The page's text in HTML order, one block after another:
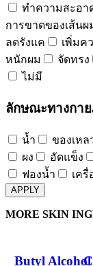
ทำความสะอา
การขาดของเส้นผ
ลดรังแค
เพิ่มค
หนักผม
จัดทรง
ไม่มี
ลักษณะทางกา
น้ำ ของเห
ผง
อัดแข็ง
ฟองน้ำ
เค
APPLY
MORE SKIN
Butyl Alcohol